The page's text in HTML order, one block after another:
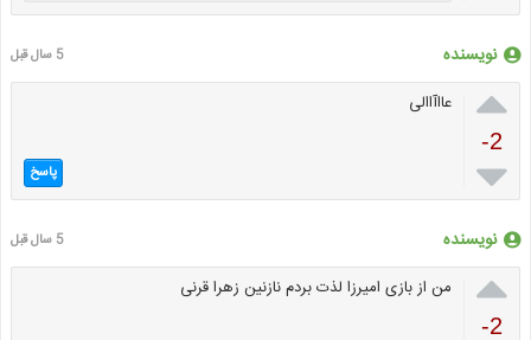
نویسنده 5 سال قبل

-2

عااآاالی
پاسخ
نویسنده 5 سال قبل

-2
من از بازی امیرزا لذت بردم نازنین زهرا قرنی